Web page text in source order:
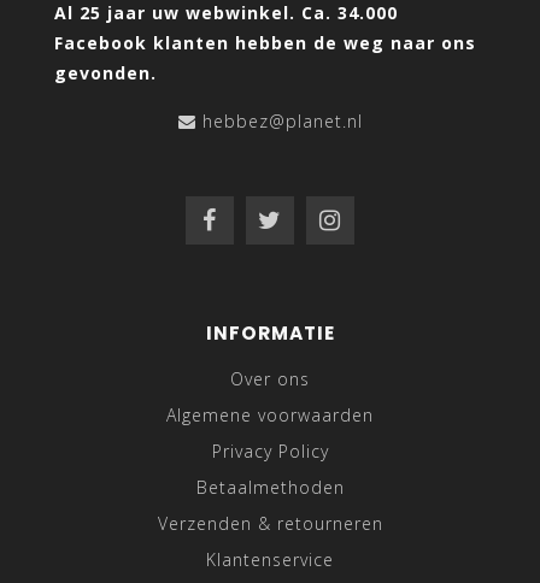
Al 25 jaar uw webwinkel. Ca. 34.000
Facebook klanten hebben de weg naar ons
gevonden.
hebbez@planet.nl
INFORMATIE
Over ons
Algemene voorwaarden
Privacy Policy
Betaalmethoden
Verzenden & retourneren
Klantenservice